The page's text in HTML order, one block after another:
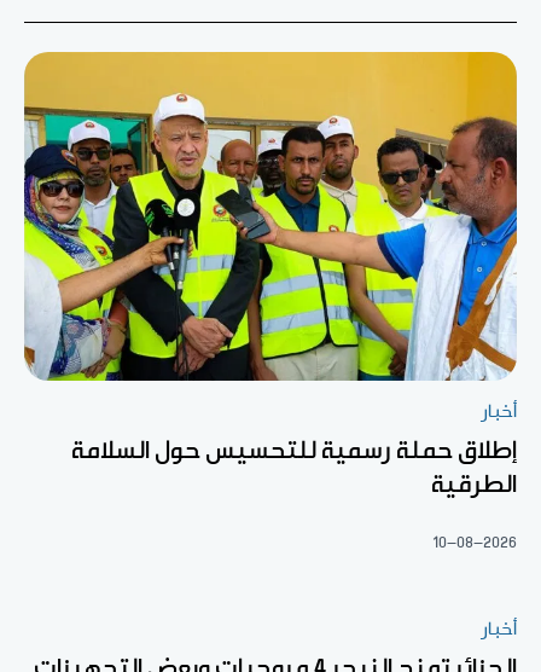
أخبار
إطلاق حملة رسمية للتحسيس حول السلامة
الطرقية
10-08-2026
أخبار